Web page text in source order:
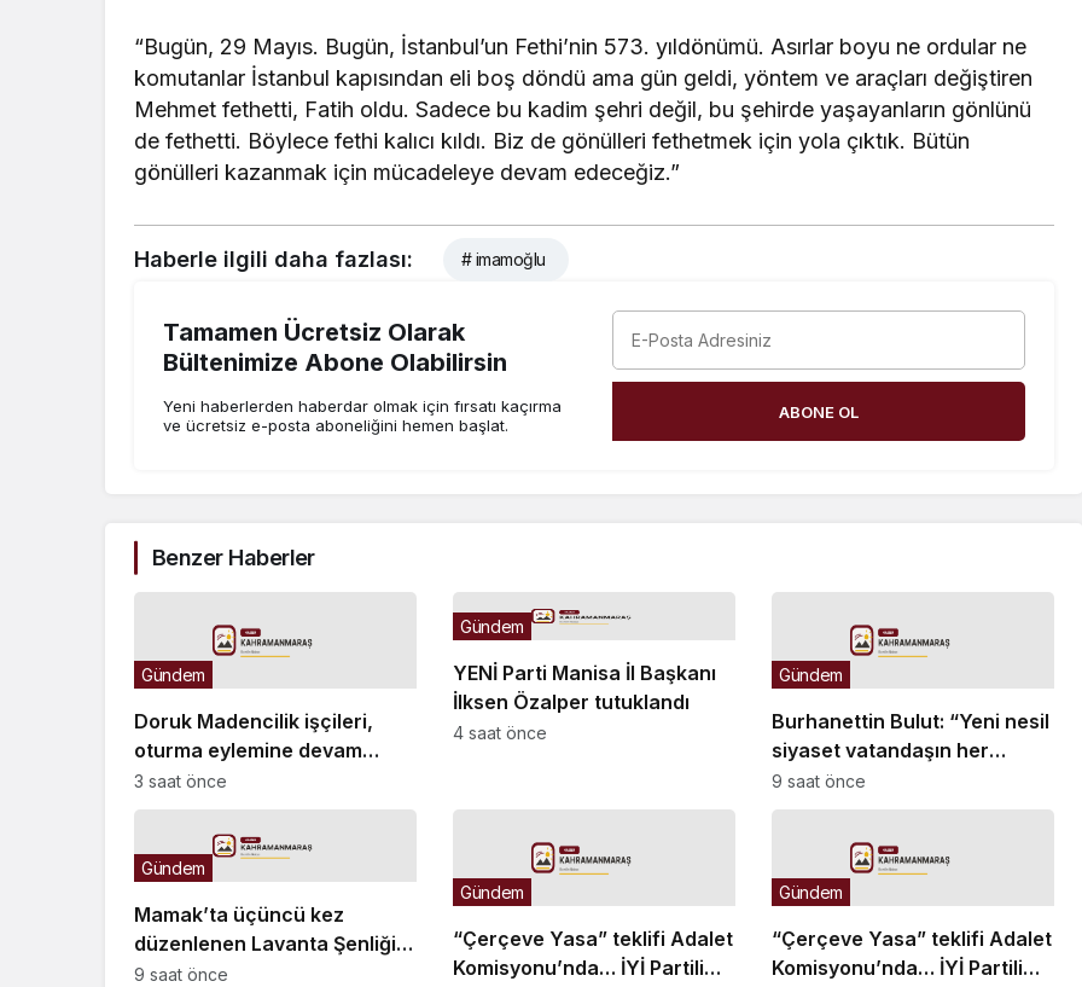
“Bugün, 29 Mayıs. Bugün, İstanbul’un Fethi’nin 573. yıldönümü. Asırlar boyu ne ordular ne
komutanlar İstanbul kapısından eli boş döndü ama gün geldi, yöntem ve araçları değiştiren
Mehmet fethetti, Fatih oldu. Sadece bu kadim şehri değil, bu şehirde yaşayanların gönlünü
de fethetti. Böylece fethi kalıcı kıldı. Biz de gönülleri fethetmek için yola çıktık. Bütün
gönülleri kazanmak için mücadeleye devam edeceğiz.”
Haberle ilgili daha fazlası: # imamoğlu
Tamamen Ücretsiz Olarak
Bültenimize Abone Olabilirsin
Yeni haberlerden haberdar olmak için fırsatı kaçırma
ve ücretsiz e-posta aboneliğini hemen başlat.
ABONE OL
Benzer Haberler
Doruk Madencilik işçileri,
oturma eylemine devam
ediyor: “Biz bu ödemelerde
mutabık değiliz”
Gündem
3 saat önce
YENİ Parti Manisa İl Başkanı
İlksen Özalper tutuklandı
Gündem
4 saat önce
Burhanettin Bulut: “Yeni nesil
siyaset vatandaşın her
zaman söz sahibi olduğu
güçlü bir demokrasidir”
Gündem
9 saat önce
Mamak’ta üçüncü kez
düzenlenen Lavanta Şenliği
renkli görüntülere sahne oldu
Gündem
9 saat önce
“Çerçeve Yasa” teklifi Adalet
Komisyonu’nda… İYİ Partili
Gündem
“Çerçeve Yasa” teklifi Adalet
Komisyonu’nda… İYİ Partili
Gündem